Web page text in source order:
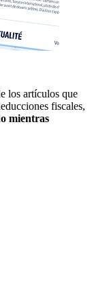
los artículos que
fiscales,
mientras